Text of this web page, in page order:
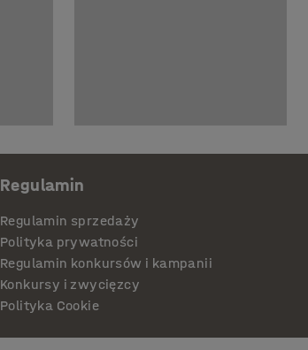
Regulamin
Regulamin sprzedaży
Polityka prywatności
Regulamin konkursów i kampanii
Konkursy i zwycięzcy
Polityka Cookie